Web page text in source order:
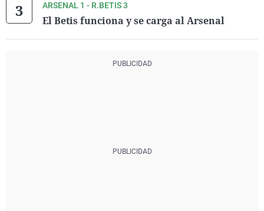
ARSENAL 1 - R.BETIS 3
El Betis funciona y se carga al Arsenal